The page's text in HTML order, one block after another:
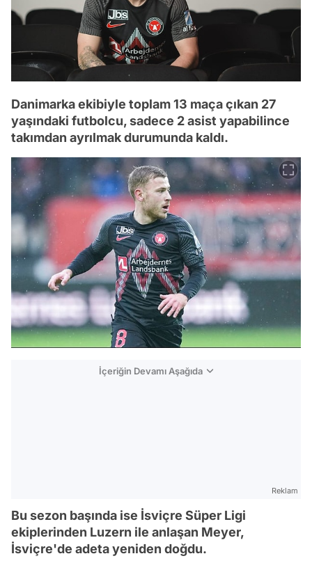
Danimarka ekibiyle toplam 13 maça çıkan 27
yaşındaki futbolcu, sadece 2 asist yapabilince
takımdan ayrılmak durumunda kaldı.
İçeriğin Devamı Aşağıda
Reklam
Bu sezon başında ise İsviçre Süper Ligi
ekiplerinden Luzern ile anlaşan Meyer,
İsviçre'de adeta yeniden doğdu.